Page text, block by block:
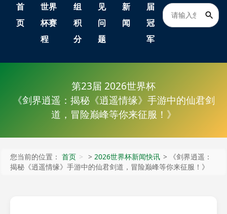
首
页
世界
杯赛
程
组
积
分
见
问
题
新
闻
届
冠
军
第23届 2026世界杯
《剑界逍遥：揭秘《逍遥情缘》手游中的仙君剑
道，冒险巅峰等你来征服！》
您当前的位置： 首页 > 2026世界杯新闻快讯 > 《剑界逍遥：
揭秘《逍遥情缘》手游中的仙君剑道，冒险巅峰等你来征服！》